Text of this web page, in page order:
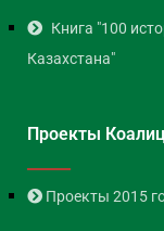
Книга "100
Казахстана"
Проекты
Проекты 2015